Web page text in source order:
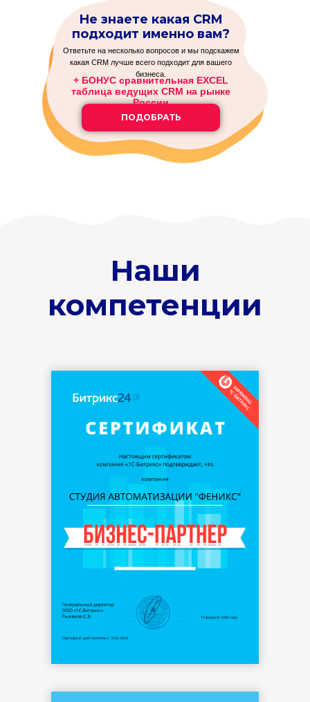
Не знаете какая CRM
подходит именно вам?
Ответьте на несколько вопросов и мы подскажем
какая CRM лучше всего подходит для вашего
бизнеса.
ПОДОБРАТЬ
+ БОНУС сравнительная EXCEL
таблица ведущих CRM на рынке
России
Наши
компетенции